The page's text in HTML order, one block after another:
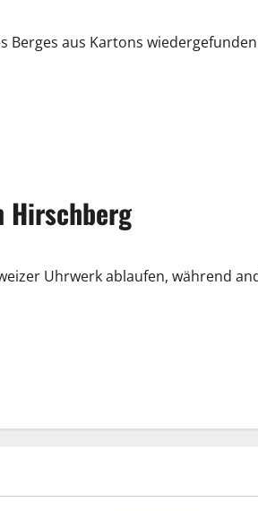
Berges aus Kartons
Hirschberg
Uhrwerk ablaufen, während